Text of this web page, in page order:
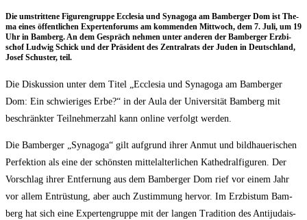
Die umstrit­te­ne Figu­ren­grup­pe Eccle­sia und Syn­ago­ga am Bam­ber­ger Dom ist The­
ma eines öffent­li­chen Exper­ten­fo­rums am kom­men­den Mitt­woch, dem 7. Juli, um 19
Uhr in Bam­berg. An dem Gespräch neh­men unter ande­ren der Bam­ber­ger Erz­bi­
schof Lud­wig Schick und der Prä­si­dent des Zen­tral­rats der Juden in Deutsch­land,
Josef Schus­ter, teil.
Die Dis­kus­si­on unter dem Titel „Eccle­sia und Syn­ago­ga am Bam­ber­ger
Dom: Ein schwie­ri­ges Erbe?“ in der Aula der Uni­ver­si­tät Bam­berg mit
beschränk­ter Teil­neh­mer­zahl kann online ver­folgt werden.
Die Bam­ber­ger „Syn­ago­ga“ gilt auf­grund ihrer Anmut und bild­haue­ri­schen
Per­fek­ti­on als eine der schöns­ten mit­tel­al­ter­li­chen Kathe­dral­fi­gu­ren. Der
Vor­schlag ihrer Ent­fer­nung aus dem Bam­ber­ger Dom rief vor einem Jahr
vor allem Ent­rüs­tung, aber auch Zustim­mung her­vor. Im Erz­bis­tum Bam­
berg hat sich eine Exper­ten­grup­pe mit der lan­gen Tra­di­ti­on des Anti­ju­da­is­